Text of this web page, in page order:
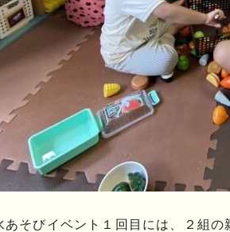
あそびイベント１回目には、２組